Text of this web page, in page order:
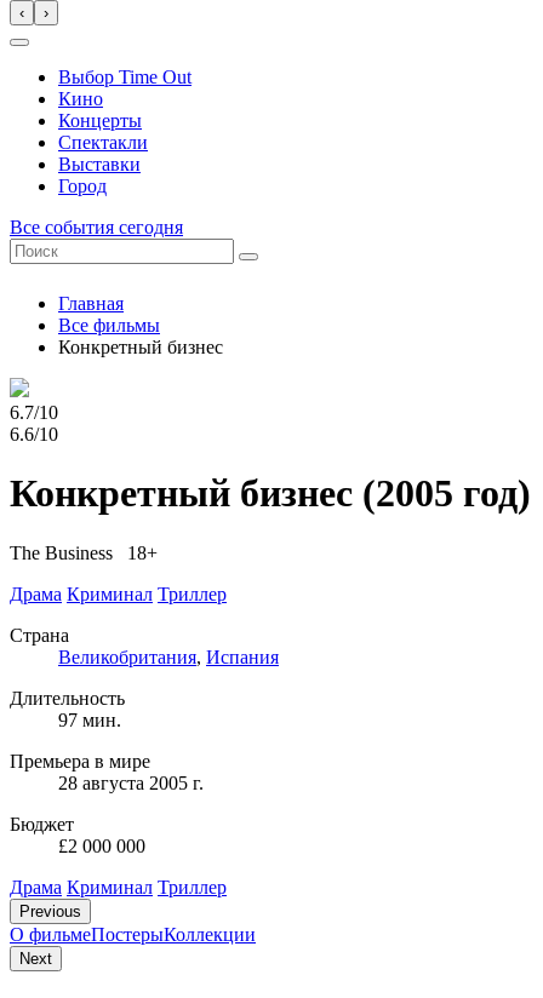
‹ ›
Выбор Time Out
Кино
Концерты
Спектакли
Выставки
Город
Все события сегодня
Главная
Все фильмы
Конкретный бизнес
6.7/10
6.6/10
Конкретный бизнес (2005 год)
The Business 18+
Драма Криминал Триллер
Страна
Великобритания, Испания
Длительность
97 мин.
Премьера в мире
28 августа 2005 г.
Бюджет
£2 000 000
Драма Криминал Триллер
Previous
О фильмеПостерыКоллекции
Next